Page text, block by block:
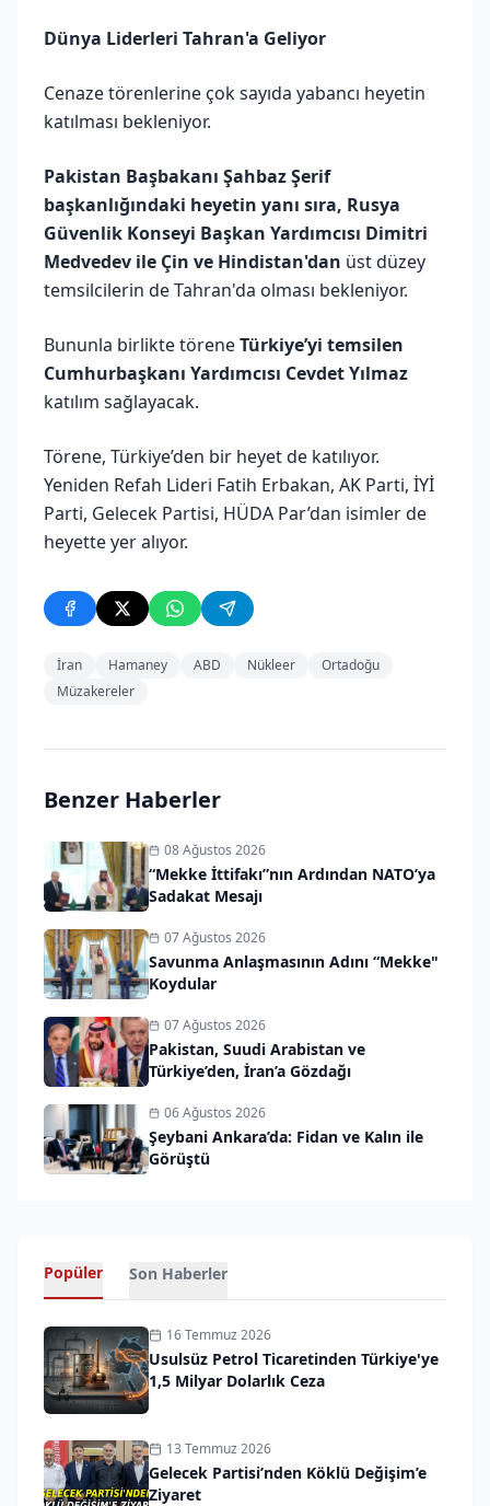
Dünya Liderleri Tahran'a Geliyor
Cenaze törenlerine çok sayıda yabancı heyetin
katılması bekleniyor.
Pakistan Başbakanı Şahbaz Şerif
başkanlığındaki heyetin yanı sıra, Rusya
Güvenlik Konseyi Başkan Yardımcısı Dimitri
Medvedev ile Çin ve Hindistan'dan üst düzey
temsilcilerin de Tahran'da olması bekleniyor.
Bununla birlikte töreneTürkiye’yi temsilen
Cumhurbaşkanı Yardımcısı Cevdet Yılmaz
katılım sağlayacak.
Törene, Türkiye’den bir heyet de katılıyor.
Yeniden Refah Lideri Fatih Erbakan, AK Parti, İYİ
Parti, Gelecek Partisi, HÜDA Par’dan isimler de
heyette yer alıyor.
İran Hamaney ABD Nükleer
Ortadoğu
Müzakereler
Benzer Haberler
08 Ağustos 2026
“Mekke İttifakı”nın Ardından NATO’ya
Sadakat Mesajı
07 Ağustos 2026
Savunma Anlaşmasının Adını “Mekke"
Koydular
07 Ağustos 2026
Pakistan, Suudi Arabistan ve
Türkiye’den, İran’a Gözdağı
06 Ağustos 2026
Şeybani Ankara’da: Fidan ve Kalın ile
Görüştü
Popüler Son Haberler
16 Temmuz 2026
Usulsüz Petrol Ticaretinden Türkiye'ye
1,5 Milyar Dolarlık Ceza
13 Temmuz 2026
Gelecek Partisi’nden Köklü Değişim’e
Ziyaret